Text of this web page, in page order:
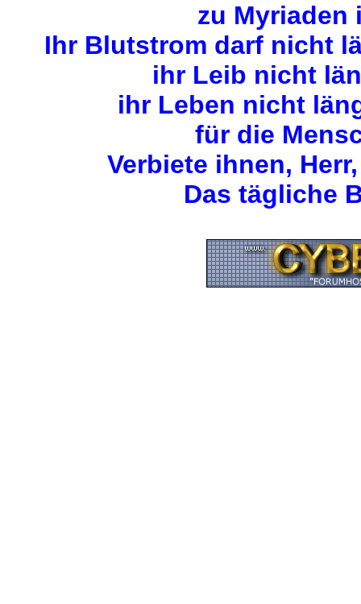
zu Myriaden
Ihr Blutstrom darf nicht
ihr Leib nicht
ihr Leben nicht
für die
Verbiete ihnen,
Das tägliche